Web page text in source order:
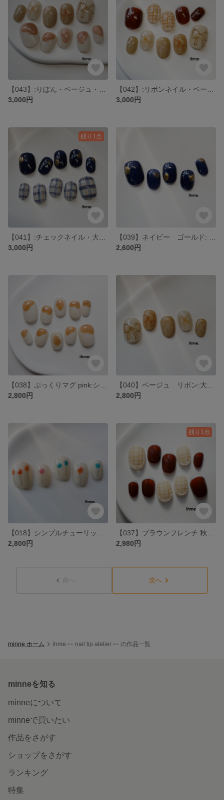
3,000円
3,000円
残り1点
3,000円
2,600円
2,800円
2,800円
2,800円
残り1点
2,980円
前へ 次へ
minne ホーム ihme ╍ nail tip atelier ╍ の作品一覧
minneを知る
minneについて
minneで買いたい
作品をさがす
ショップをさがす
ランキング
特集